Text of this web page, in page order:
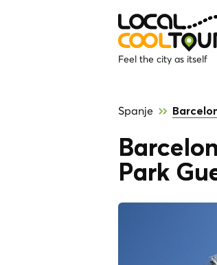
Feel the city as itself
Spanje
Park